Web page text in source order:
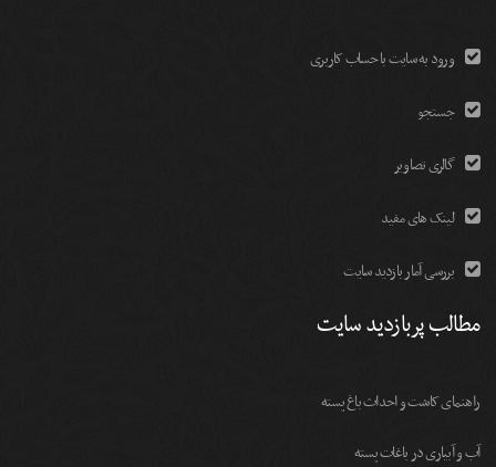
ورود به سایت با حساب کاربری
جستجو
گالری تصاویر
لینک های مفید
بررسی آمار بازدید سایت
مطالب پربازدید سایت
راهنمای کاشت و احداث باغ پسته
آب و آبیاری در باغات پسته